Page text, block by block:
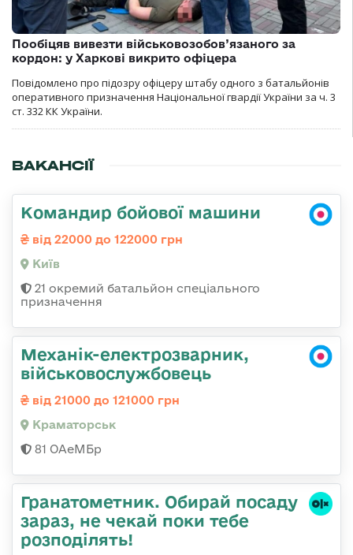
Пообіцяв вивезти військовозобов’язаного за
кордон: у Харкові викрито офіцера
Повідомлено про підозру офіцеру штабу одного з батальйонів
оперативного призначення Національної гвардії України за ч. 3
ст. 332 КК України.
ВАКАНСІЇ
Командир бойової машини
від 22000 до 122000 грн
Київ
21 окремий батальйон спеціального
призначення
Механік-електрозварник,
військовослужбовець
від 21000 до 121000 грн
Краматорськ
81 ОАеМБр
Гранатометник. Обирай посаду
зараз, не чекай поки тебе
розподілять!